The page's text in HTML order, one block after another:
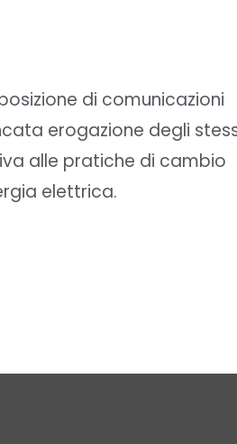
di comunicazioni
erogazione degli
alle pratiche di cambio
elettrica.